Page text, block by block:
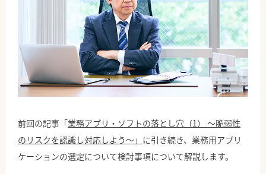
公式Facebook
前回の記事「業務アプリ・ソフトの落とし穴（1） ～脆弱性
のリスクを認識し対応しよう～」 に引き続き、業務用アプリ
ケーションの選定について検討事項について解説します。